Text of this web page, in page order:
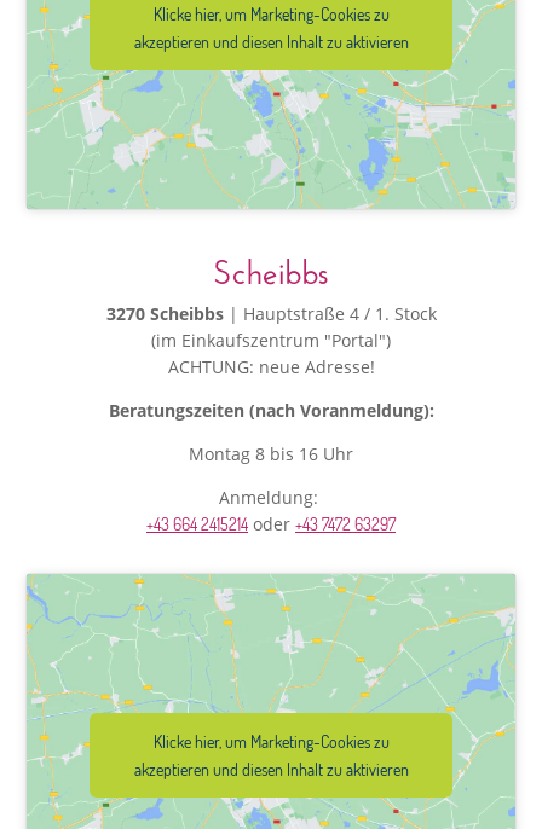
Klicke hier, um Marketing-Cookies zu
akzeptieren und diesen Inhalt zu aktivieren
Scheibbs
3270 Scheibbs | Hauptstraße 4 / 1. Stock
(im Einkaufszentrum "Portal")
ACHTUNG: neue Adresse!
Beratungszeiten (nach Voranmeldung):
Montag 8 bis 16 Uhr
Anmeldung:
+43 664 2415214 oder +43 7472 63297
Klicke hier, um Marketing-Cookies zu
akzeptieren und diesen Inhalt zu aktivieren